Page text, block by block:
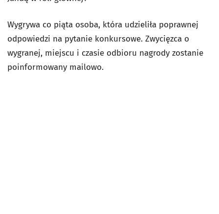
Wygrywa co piąta osoba, która udzieliła poprawnej
odpowiedzi na pytanie konkursowe. Zwycięzca o
wygranej, miejscu i czasie odbioru nagrody zostanie
poinformowany mailowo.